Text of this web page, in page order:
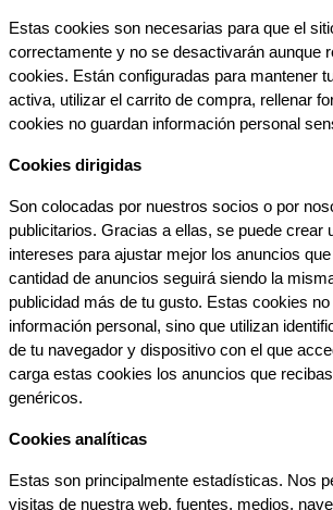
Estas cookies son necesarias para que el
correctamente y no se desactivarán aunque
cookies. Están configuradas para mantener
activa, utilizar el carrito de compra, rellenar
cookies no guardan información personal
Cookies dirigidas
Son colocadas por nuestros socios o por
publicitarios. Gracias a ellas, se puede crear
intereses para ajustar mejor los anuncios
cantidad de anuncios seguirá siendo la
publicidad más de tu gusto. Estas cookies
información personal, sino que utilizan
de tu navegador y dispositivo con el que
carga estas cookies los anuncios que
genéricos.
Cookies analíticas
Estas son principalmente estadísticas. Nos
visitas de nuestra web, fuentes, medios,